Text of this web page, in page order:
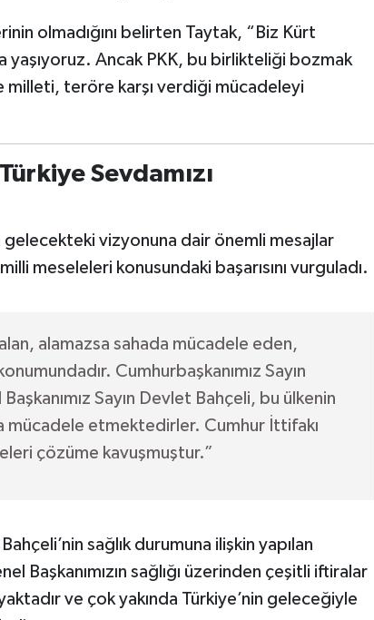
olmadığını belirten Taytak, “Biz Kürt
yaşıyoruz. Ancak PKK, bu birlikteliği bozmak
milleti, teröre karşı verdiği mücadeleyi
Sevdamızı
gelecekteki vizyonuna dair önemli mesajlar
meseleleri konusundaki başarısını vurguladı.
alamazsa sahada mücadele eden,
Cumhurbaşkanımız Sayın
Sayın Devlet Bahçeli, bu ülkenin
mücadele etmektedirler. Cumhur İttifakı
çözüme kavuşmuştur.”
sağlık durumuna ilişkin yapılan
Başkanımızın sağlığı üzerinden çeşitli iftiralar
ve çok yakında Türkiye’nin geleceğiyle